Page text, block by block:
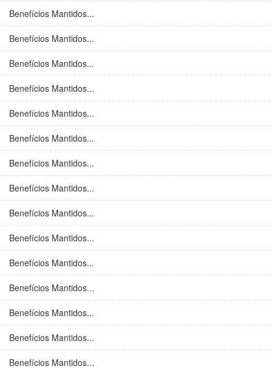
Benefícios Mantidos...
Benefícios Mantidos...
Benefícios Mantidos...
Benefícios Mantidos...
Benefícios Mantidos...
Benefícios Mantidos...
Benefícios Mantidos...
Benefícios Mantidos...
Benefícios Mantidos...
Benefícios Mantidos...
Benefícios Mantidos...
Benefícios Mantidos...
Benefícios Mantidos...
Benefícios Mantidos...
Benefícios Mantidos...